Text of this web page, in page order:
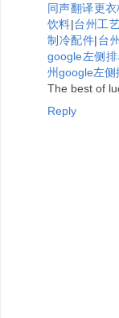
同声翻译更衣
饮料|台州工
制冷配件|台
google左侧排
州google左侧
The best of
Reply